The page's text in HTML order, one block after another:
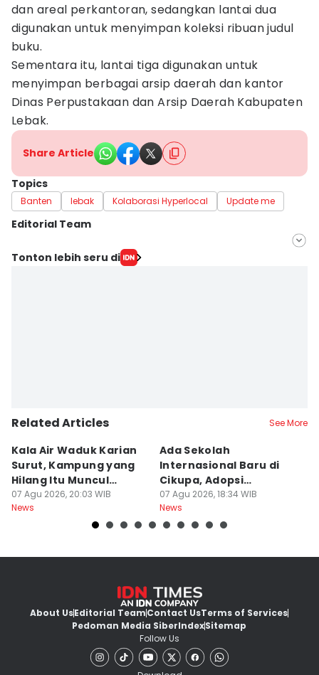
dan areal perkantoran, sedangkan lantai dua
digunakan untuk menyimpan koleksi ribuan judul
buku.
Sementara itu, lantai tiga digunakan untuk
menyimpan berbagai arsip daerah dan kantor
Dinas Perpustakaan dan Arsip Daerah Kabupaten
Lebak.
Share Article
Topics
Banten lebak Kolaborasi Hyperlocal Update me
Editorial Team
Editor
Tonton lebih seru di
Related Articles See More
Kala Air Waduk Karian
Surut, Kampung yang
Hilang Itu Muncul
Kembali
07 Agu 2026, 20:03 WIB
News
Ada Sekolah
Internasional Baru di
Cikupa, Adopsi
Kurikulum Singapura
07 Agu 2026, 18:34 WIB
News
About UsEditorial TeamContact UsTerms of Services
Pedoman Media SiberIndexSitemap
Follow Us